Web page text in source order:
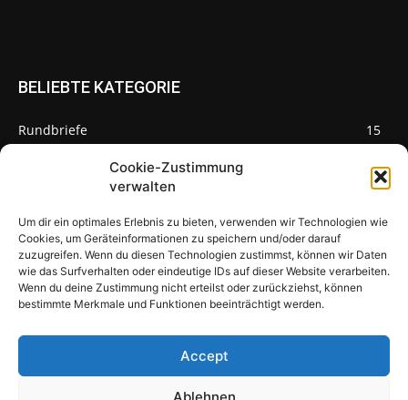
Cookie-Zustimmung
verwalten
Um dir ein optimales Erlebnis zu bieten, verwenden wir Technologien wie
Cookies, um Geräteinformationen zu speichern und/oder darauf
zuzugreifen. Wenn du diesen Technologien zustimmst, können wir Daten
wie das Surfverhalten oder eindeutige IDs auf dieser Website verarbeiten.
Wenn du deine Zustimmung nicht erteilst oder zurückziehst, können
bestimmte Merkmale und Funktionen beeinträchtigt werden.
Accept
Ablehnen
BELIEBTE KATEGORIE
Rundbriefe
15
Pilzseite
Seltene Pilze aus Mainfranken und
Deutschland